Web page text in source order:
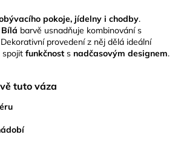
pokoje, jídelny i chodby.
Bílá barvě usnadňuje kombinování s
provedení z něj dělá ideální
spojit funkčnost s nadčasovým designem.
tuto váza